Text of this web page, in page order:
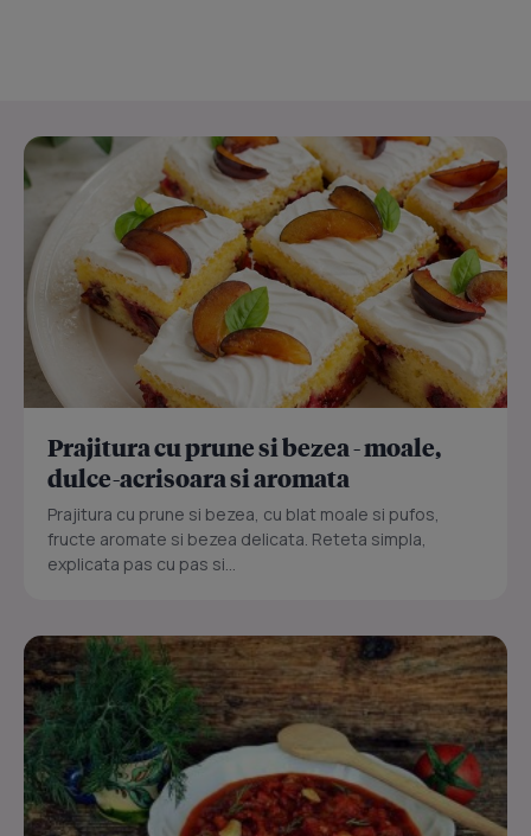
Prajitura cu prune si bezea - moale,
dulce-acrisoara si aromata
Prajitura cu prune si bezea, cu blat moale si pufos,
fructe aromate si bezea delicata. Reteta simpla,
explicata pas cu pas si...